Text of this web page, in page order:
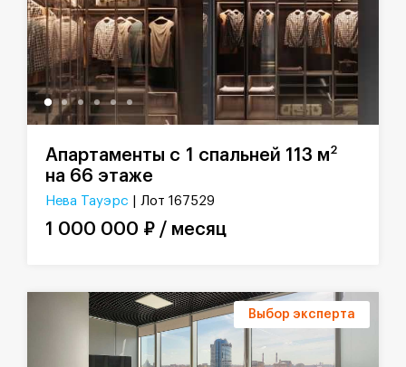
Апартаменты с 1 спальней 113 м2
на 66 этаже
Нева Тауэрс | Лот 167529
1 000 000 ₽ / месяц
Выбор эксперта